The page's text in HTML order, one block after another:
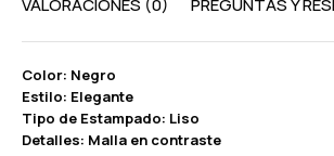
Color: Negro
Estilo: Elegante
Tipo de Estampado: Liso
Detalles: Malla en contraste